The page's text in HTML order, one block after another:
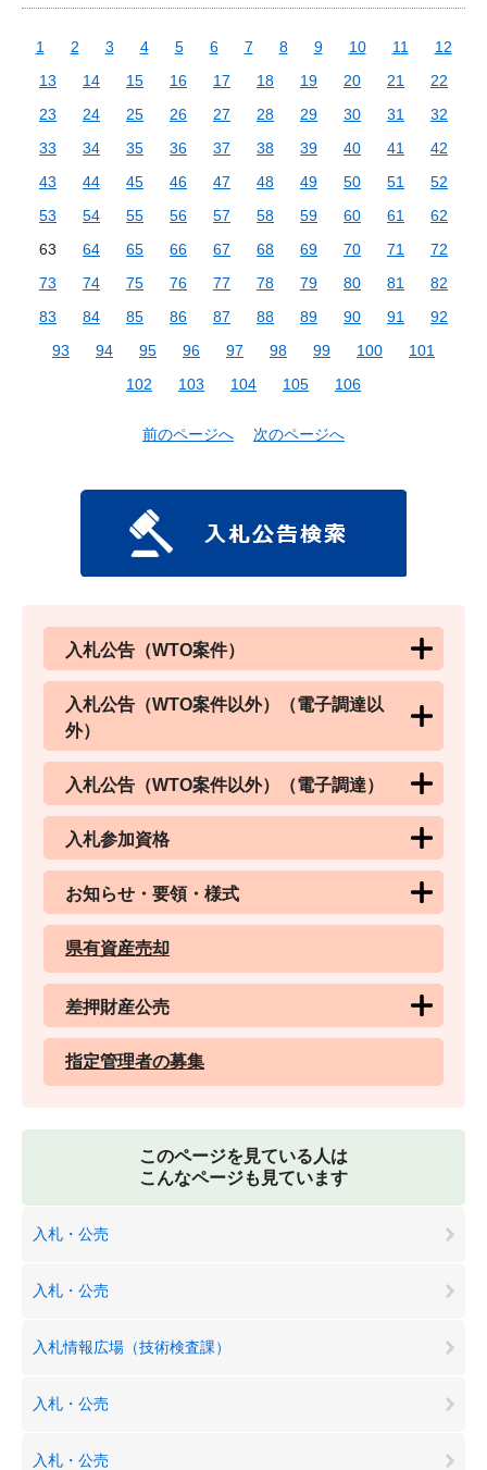
1 2 3 4 5 6 7 8 9 10 11
12
13
14 15 16 17 18 19 20 21
22
23
24 25 26 27 28 29 30 31
32
33
34 35 36 37 38 39 40 41
42
43
44 45 46 47 48 49 50 51
52
53
54 55 56 57 58 59 60 61
62
63
64 65 66 67 68 69 70 71
72
73
74 75 76 77 78 79 80 81
82
83
84 85 86 87 88 89 90 91
92
93
94 95 96 97 98 99 100
101
102
103 104 105 106
前のページへ 次のページへ
入札公告（WTO案件）
入札公告（WTO案件以外）（電子調達以
外）
入札公告（WTO案件以外）（電子調達）
入札参加資格
お知らせ・要領・様式
県有資産売却
差押財産公売
指定管理者の募集
このページを見ている人は
こんなページも見ています
入札・公売
入札・公売
入札情報広場（技術検査課）
入札・公売
入札・公売